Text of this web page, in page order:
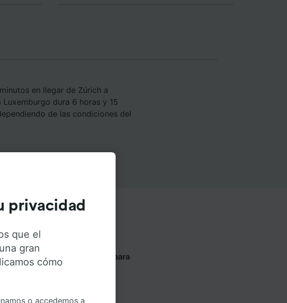
en llegar de Zúrich a
dura 6 horas y 15
de las condiciones del
en las siguientes pestañas para
cada compañía
privacidad
que el
gran
cómo
o accedemos a